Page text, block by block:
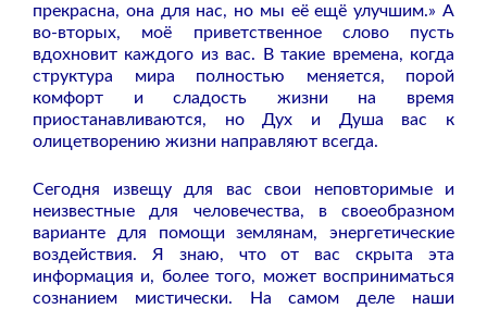
прекрасна, она для нас, но мы её ещё улучшим.» А
во-вторых, моё приветственное слово пусть
вдохновит каждого из вас. В такие времена, когда
структура мира полностью меняется, порой
комфорт и сладость жизни на время
приостанавливаются, но Дух и Душа вас к
олицетворению жизни направляют всегда.
Сегодня извещу для вас свои неповторимые и
неизвестные для человечества, в своеобразном
варианте для помощи землянам, энергетические
воздействия. Я знаю, что от вас скрыта эта
информация и, более того, может восприниматься
сознанием мистически. На самом деле наши